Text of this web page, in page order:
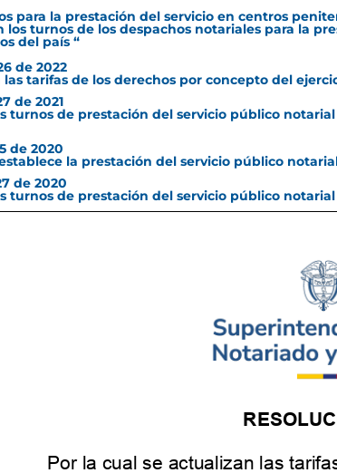
para la prestación del servicio en centros
los turnos de los despachos notariales para la
del país “
de 2022
las tarifas de los derechos por concepto del
de 2021
turnos de prestación del servicio público
de 2020
la prestación del servicio público
de 2020
turnos de prestación del servicio público